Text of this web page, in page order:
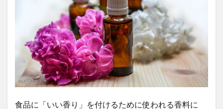
食品に「いい香り」を付けるために使われる香料に